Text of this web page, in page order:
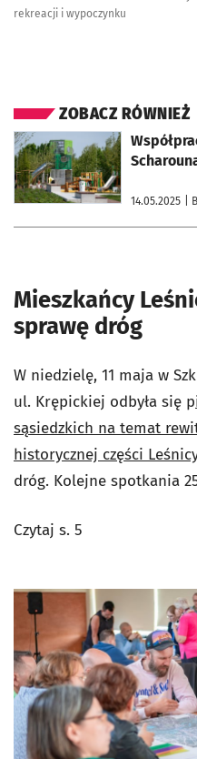
rekreacji i wypoczynku
ZOBACZ RÓWNIEŻ
14.05.2025 |
otworzy się w nowej karcie
Mieszkańcy
sprawę dróg
W niedzielę, 11 maja w
ul. Krępickiej odbyła się p
sąsiedzkich na temat
historycznej części Leśnicy
dróg. Kolejne spotkania
Czytaj s. 5